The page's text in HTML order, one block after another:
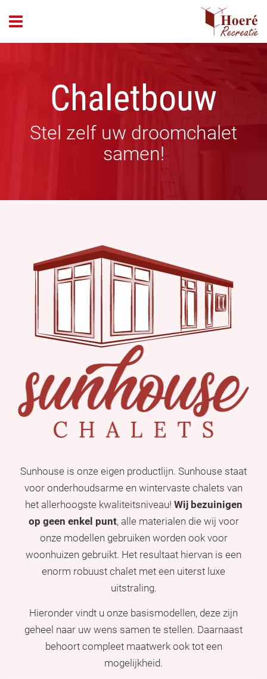
Chaletbouw
Stel zelf uw droomchalet
samen!
Sunhouse is onze eigen productlijn. Sunhouse staat
voor onderhoudsarme en wintervaste chalets van
het allerhoogste kwaliteitsniveau! Wij bezuinigen
op geen enkel punt, alle materialen die wij voor
onze modellen gebruiken worden ook voor
woonhuizen gebruikt. Het resultaat hiervan is een
enorm robuust chalet met een uiterst luxe
uitstraling.
Hieronder vindt u onze basismodellen, deze zijn
geheel naar uw wens samen te stellen. Daarnaast
behoort compleet maatwerk ook tot een
mogelijkheid.
header_open_menu